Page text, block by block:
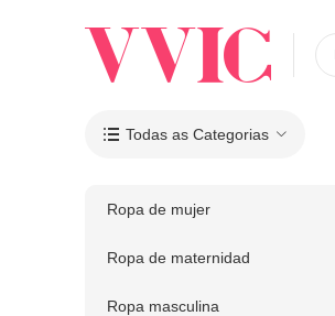
 Todas as Categorias
Ropa de mujer
Ropa de maternidad
Ropa masculina